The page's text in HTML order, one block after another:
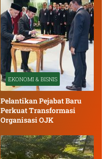
EKONOMI & BISNIS
Pelantikan Pejabat Baru
Perkuat Transformasi
Organisasi OJK